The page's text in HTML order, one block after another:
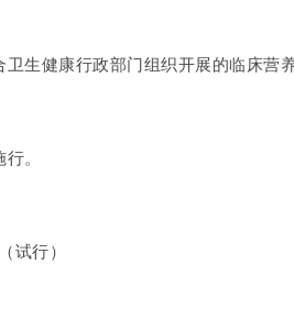
生健康行政部门组织开展的临床营
。
试行）